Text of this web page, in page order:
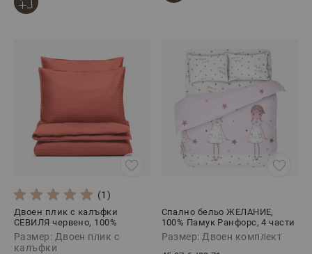
(1)
Двоен плик с калъфки
СЕВИЛЯ червено, 100%
Памучен сатен, 3 части
Размер: Двоен плик с
калъфки
Спално бельо ЖЕЛАНИЕ,
100% Памук Ранфорс, 4 части
Размер: Двоен комплект